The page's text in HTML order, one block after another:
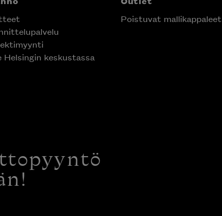
Helsingin keskustassa
Poistuvat mallikappaleet